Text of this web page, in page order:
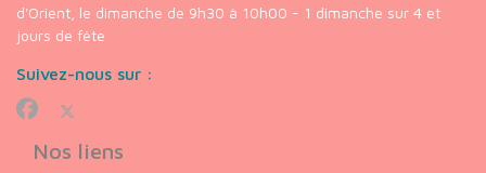
d'Orient, le dimanche de 9h30 à 10h00 - 1 dimanche sur 4 et
jours de fête
Suivez-nous sur :
Nos liens